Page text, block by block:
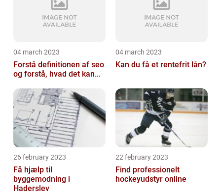
04 march 2023
Forstå definitionen af seo
og forstå, hvad det kan...
04 march 2023
Kan du få et rentefrit lån?
26 february 2023
Få hjælp til
byggemodning i
Haderslev
22 february 2023
Find professionelt
hockeyudstyr online